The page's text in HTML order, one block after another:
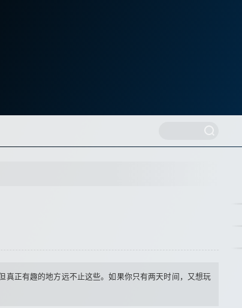
正有趣的地方远不止这些。如果你只有两天时间，又想玩